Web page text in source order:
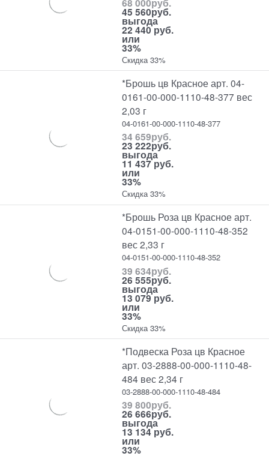
45 560руб.
выгода
22 440 руб.
или
33%
Скидка 33%
*Брошь цв Красное арт. 04-
0161-00-000-1110-48-377 вес
2,03 г
04-0161-00-000-1110-48-377
34 659руб.
23 222руб.
выгода
11 437 руб.
или
33%
Скидка 33%
*Брошь Роза цв Красное арт.
04-0151-00-000-1110-48-352
вес 2,33 г
04-0151-00-000-1110-48-352
39 634руб.
26 555руб.
выгода
13 079 руб.
или
33%
Скидка 33%
*Подвеска Роза цв Красное
арт. 03-2888-00-000-1110-48-
484 вес 2,34 г
03-2888-00-000-1110-48-484
39 800руб.
26 666руб.
выгода
13 134 руб.
или
33%